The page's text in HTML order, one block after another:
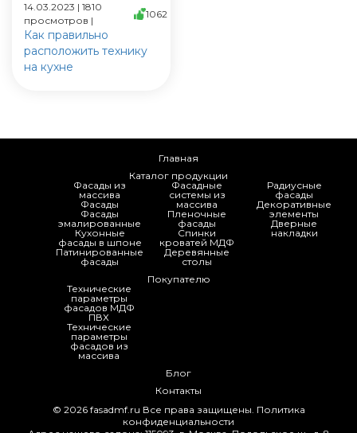
14.03.2023 | 1810
просмотров |
1062
Как правильно
расположить технику
на кухне
Главная
Каталог продукции
Фасады из
массива
Фасады
Фасады
эмалированные
Кухонные
фасады в шпоне
Патинированные
фасады
Фасадные
системы из
массива
Пленочные
фасады
Спинки
кроватей МДФ
Деревянные
столы
Радиусные
фасады
Декоративные
элементы
Дверные
накладки
Покупателю
Технические
параметры
фасадов МДФ
ПВХ
Технические
параметры
фасадов из
массива
Блог
Контакты
© 2026 fasadmf.ru Все права защищены. Политика
конфиденциальности